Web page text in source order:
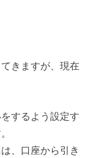
きますが、現在
するよう設定す
、口座から引き